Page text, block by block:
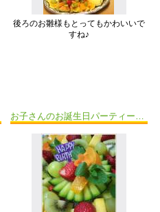
後ろのお雛様もとってもかわいいで
すね♪